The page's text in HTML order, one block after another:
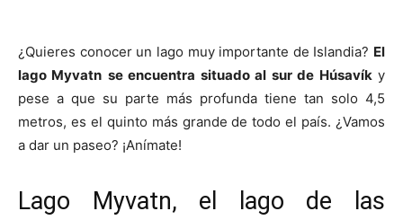
¿Quieres conocer un lago muy importante de Islandia? El
lago Myvatn se encuentra situado al sur de Húsavíky
pese a que su parte más profunda tiene tan solo 4,5
metros, es el quinto más grande de todo el país. ¿Vamos
a dar un paseo? ¡Anímate!
Lago Myvatn, el lago de las